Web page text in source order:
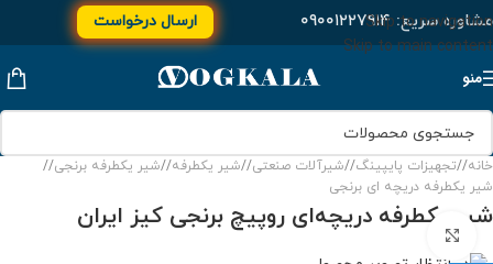
Skip to navigation
Skip to main content
مشاوره سریع:۰۹۰۰۱۲۲۷۹۱۴ ارسال درخواست
منو
خانه/ تجهیزات پایپینگ/ شیرآلات صنعتی/ شیر یکطرفه/ شیر یکطرفه برنجی/
شیر یکطرفه دریچه ای برنجی
شیر یکطرفه دریچه‌ای روپیچ برنجی کیز ایران
برای بزرگنمایی کلیک کنید